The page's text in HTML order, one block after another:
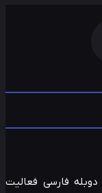
فارسی فعالیت